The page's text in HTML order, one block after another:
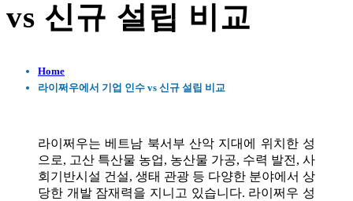
vs 신규 설립 비교
Home
라이쩌우에서 기업 인수 vs 신규 설립 비교
라이쩌우는 베트남 북서부 산악 지대에 위치한 성
으로, 고산 특산물 농업, 농산물 가공, 수력 발전, 사
회기반시설 건설, 생태 관광 등 다양한 분야에서 상
당한 개발 잠재력을 지니고 있습니다. 라이쩌우 성